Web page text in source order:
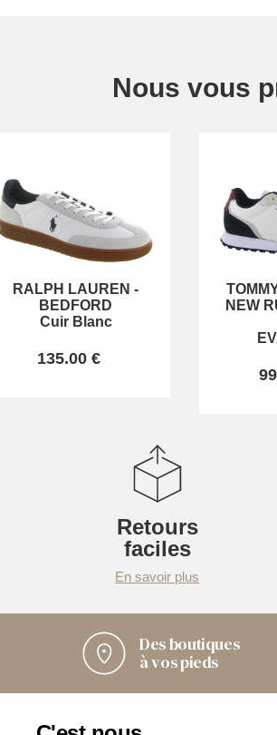
Nous vous
RALPH LAUREN -
BEDFORD
Cuir Blanc
135.00 €
NEW
Retours
faciles
En savoir plus
Des boutiques
à vos pieds